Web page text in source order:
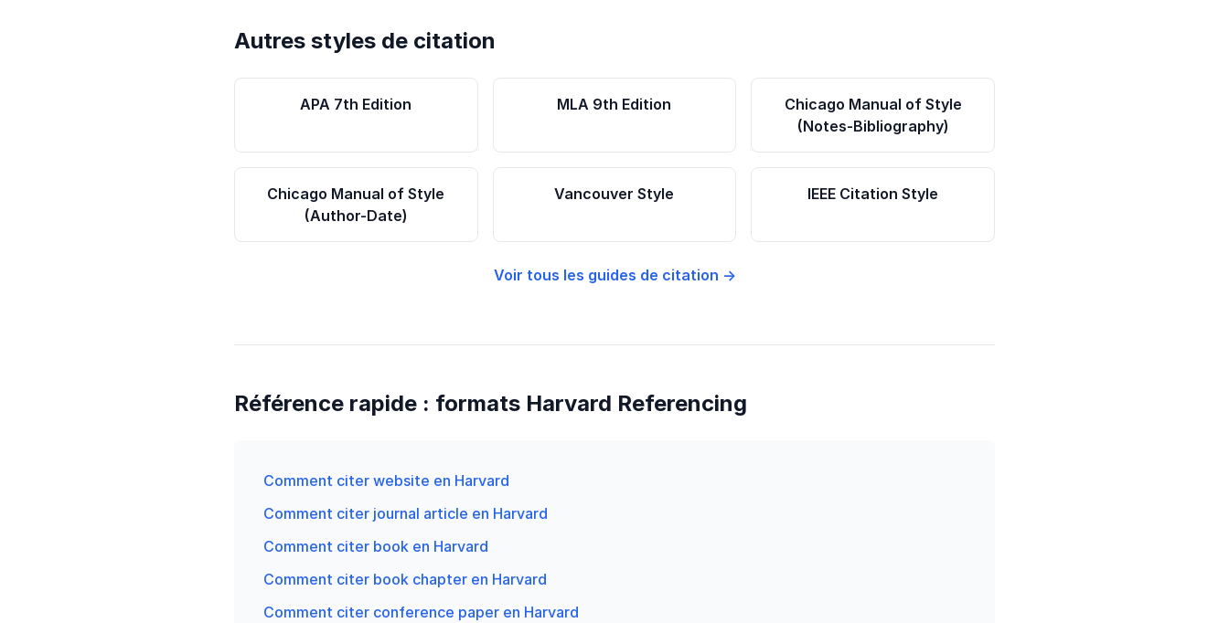
Autres styles de citation
APA 7th Edition MLA 9th Edition
Chicago Manual of Style
(Notes-Bibliography)
Chicago Manual of Style
(Author-Date)
Vancouver Style IEEE Citation Style
Voir tous les guides de citation →
Référence rapide : formats Harvard Referencing
Comment citer website en Harvard
Comment citer journal article en Harvard
Comment citer book en Harvard
Comment citer book chapter en Harvard
Comment citer conference paper en Harvard